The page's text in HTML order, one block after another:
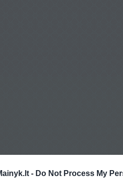
- Do Not Process My